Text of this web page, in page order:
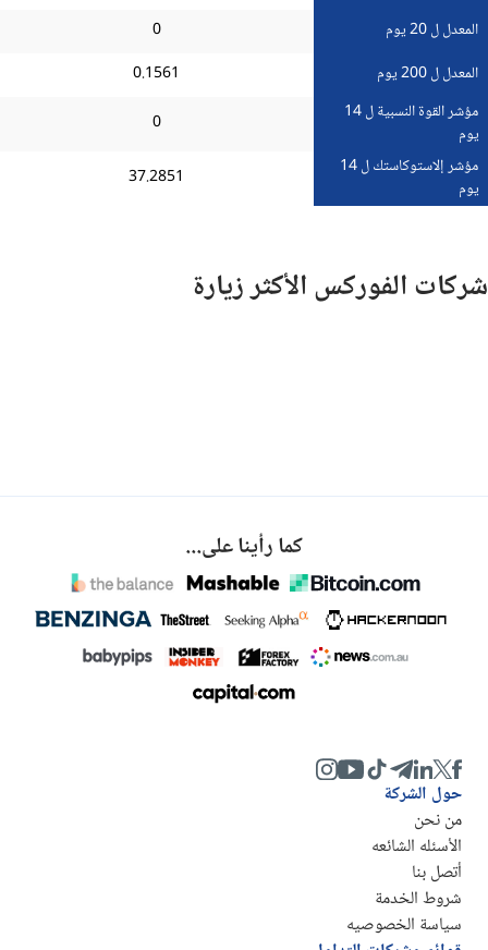
المعدل ل 20 يوم
0
المعدل ل 200 يوم
0.1561
مؤشر القوة النسبية ل 14
يوم
0
مؤشر إلاستوكاستك ل 14
يوم
37.2851
شركات الفوركس الأكثر زيارة
كما رأينا على...
حول الشركة
من نحن
الأسئله الشائعه
أتصل بنا
شروط الخدمة
سياسة الخصوصيه